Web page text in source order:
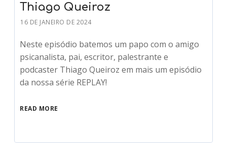
Thiago Queiroz
16 DE JANEIRO DE 2024
Neste episódio batemos um papo com o amigo
psicanalista, pai, escritor, palestrante e
podcaster Thiago Queiroz em mais um episódio
da nossa série REPLAY!
READ MORE